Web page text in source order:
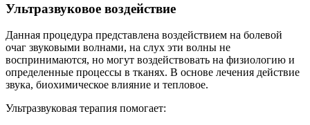
Ультразвуковое воздействие
Данная процедура представлена воздействием на болевой
очаг звуковыми волнами, на слух эти волны не
воспринимаются, но могут воздействовать на физиологию и
определенные процессы в тканях. В основе лечения действие
звука, биохимическое влияние и тепловое.
Ультразвуковая терапия помогает: